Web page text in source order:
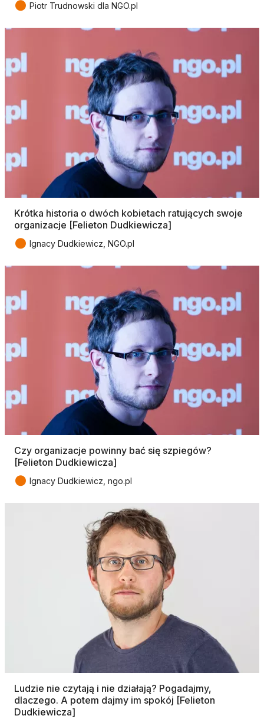
● Piotr Trudnowski dla NGO.pl
Krótka historia o dwóch kobietach ratujących swoje
organizacje [Felieton Dudkiewicza]
● Ignacy Dudkiewicz, NGO.pl
Czy organizacje powinny bać się szpiegów?
[Felieton Dudkiewicza]
● Ignacy Dudkiewicz, ngo.pl
Ludzie nie czytają i nie działają? Pogadajmy,
dlaczego. A potem dajmy im spokój [Felieton
Dudkiewicza]